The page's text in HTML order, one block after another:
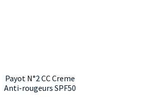
Payot N°2 CC Creme
Anti-rougeurs SPF50